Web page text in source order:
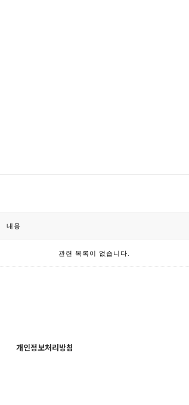
내용
관련 목록이 없습니다.
개인정보처리방침